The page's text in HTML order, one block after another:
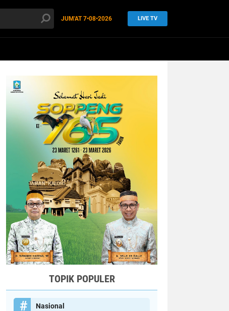
JUM'AT7•08•2026 LIVE TV
TOPIK POPULER
Nasional